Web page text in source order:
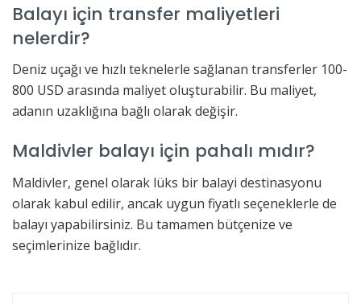
Balayı için transfer maliyetleri
nelerdir?
Deniz uçağı ve hızlı teknelerle sağlanan transferler 100-
800 USD arasında maliyet oluşturabilir. Bu maliyet,
adanın uzaklığına bağlı olarak değişir.
Maldivler balayı için pahalı mıdır?
Maldivler, genel olarak lüks bir balayi destinasyonu
olarak kabul edilir, ancak uygun fiyatlı seçeneklerle de
balayı yapabilirsiniz. Bu tamamen bütçenize ve
seçimlerinize bağlıdır.